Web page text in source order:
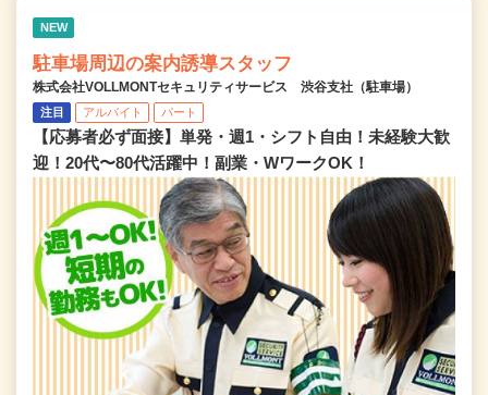
NEW
駐車場周辺の案内誘導スタッフ
株式会社VOLLMONTセキュリティサービス 渋谷支社（駐車場）
注目 アルバイト パート
【応募者必ず面接】単発・週1・シフト自由！未経験大歓
迎！20代〜80代活躍中！副業・WワークOK！